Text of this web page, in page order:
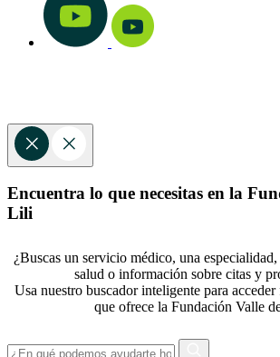
Encuentra lo que necesitas en la
Lili
¿Buscas un servicio médico, una
salud o información sobre citas y
Usa nuestro buscador inteligente para
que ofrece la Fundación Valle